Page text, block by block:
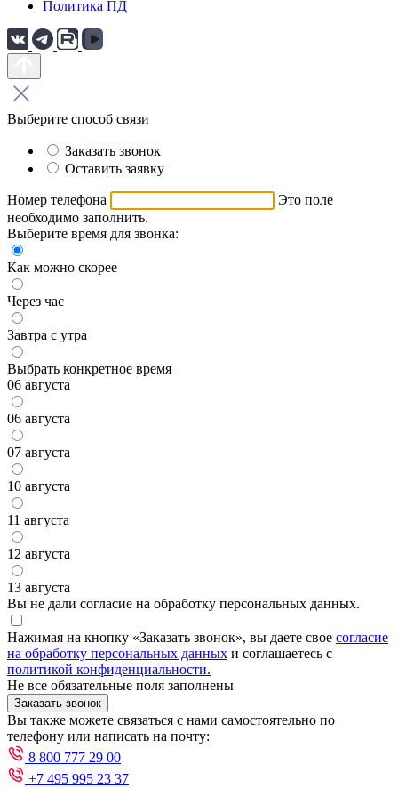
Политика ПД
Выберите способ связи
Заказать звонок
Оставить заявку
Номер телефона
Это поле
необходимо заполнить.
Выберите время для звонка:
Как можно скорее
Через час
Завтра с утра
Выбрать конкретное время
06 августа
06 августа
07 августа
10 августа
11 августа
12 августа
13 августа
Вы не дали согласие на обработку персональных данных.
Нажимая на кнопку «Заказать звонок», вы даете свое согласие
на обработку персональных данных и соглашаетесь с
политикой конфиденциальности.
Не все обязательные поля заполнены
Заказать звонок
Вы также можете связаться с нами самостоятельно по
телефону или написать на почту:
8 800 777 29 00
+7 495 995 23 37